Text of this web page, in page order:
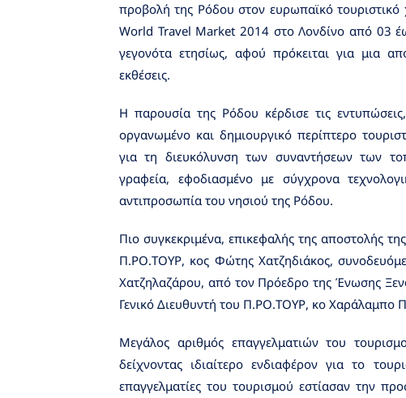
προβολή της Ρόδου στον ευρωπαϊκό τουριστικό
World Travel Market 2014 στο Λονδίνο από 03
γεγονότα ετησίως, αφού πρόκειται για μια
εκθέσεις.
Η παρουσία της Ρόδου κέρδισε τις εντυπώσεις,
οργανωμένο και δημιουργικό περίπτερο
για τη διευκόλυνση των συναντήσεων των
γραφεία, εφοδιασμένο με σύγχρονα
αντιπροσωπία του νησιού της Ρόδου.
Πιο συγκεκριμένα, επικεφαλής της αποστολής
Π.ΡΟ.ΤΟΥΡ, κος Φώτης Χατζηδιάκος,
Χατζηλαζάρου, από τον Πρόεδρο της Ένωσης
Γενικό Διευθυντή του Π.ΡΟ.ΤΟΥΡ, κο Χαράλαμπο
Μεγάλος αριθμός επαγγελματιών του
δείχνοντας ιδιαίτερο ενδιαφέρον για το
επαγγελματίες του τουρισμού εστίασαν την